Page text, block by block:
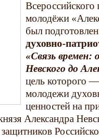
Всероссийского
молодёжи
был
духовно-
«Связь времен:
Невского до
цель которого
молодежи
ценностей на
Александра